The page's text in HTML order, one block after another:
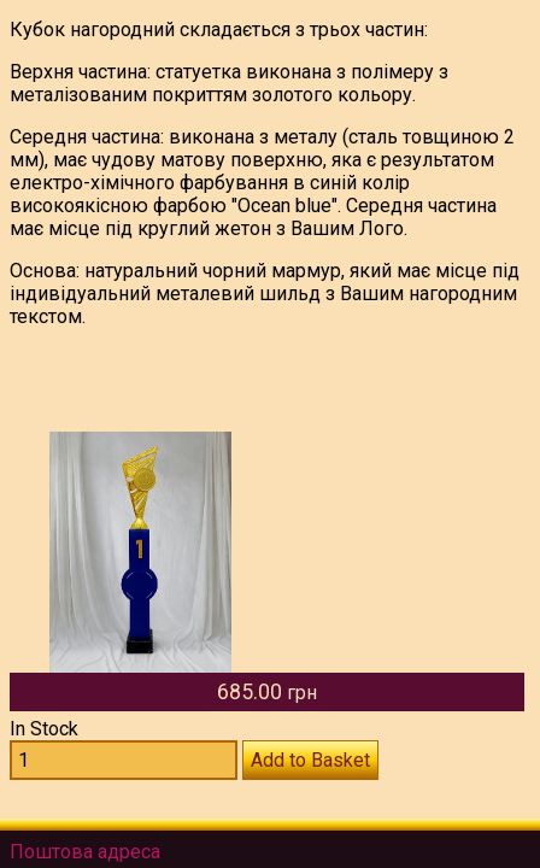
Кубок нагородний складається з трьох частин:
Верхня частина: статуетка виконана з полімеру з
металізованим покриттям золотого кольору.
Середня частина: виконана з металу (сталь товщиною 2
мм), має чудову матову поверхню, яка є результатом
електро-хімічного фарбування в синій колір
високоякісною фарбою "Ocean blue". Середня частина
має місце під круглий жетон з Вашим Лого.
Основа: натуральний чорний мармур, який має місце під
індивідуальний металевий шильд з Вашим нагородним
текстом.
685.00 грн
In Stock
Add to Basket
Поштова адреса